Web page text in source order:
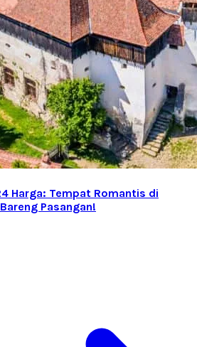
Harga: Tempat Romantis di
Pasangan!